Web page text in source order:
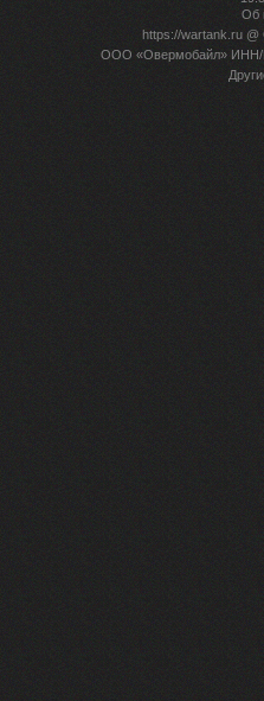
Об
https://wartank.ru@
ООО «Овермобайл» ИНН/